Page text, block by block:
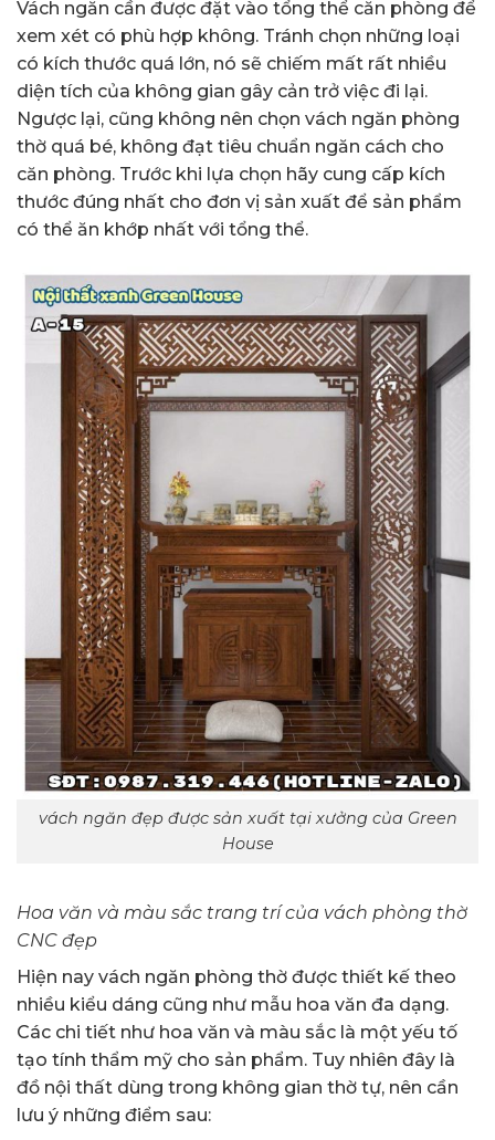
Vách ngăn cần được đặt vào tổng thể căn phòng để
xem xét có phù hợp không. Tránh chọn những loại
có kích thước quá lớn, nó sẽ chiếm mất rất nhiều
diện tích của không gian gây cản trở việc đi lại.
Ngược lại, cũng không nên chọn vách ngăn phòng
thờ quá bé, không đạt tiêu chuẩn ngăn cách cho
căn phòng. Trước khi lựa chọn hãy cung cấp kích
thước đúng nhất cho đơn vị sản xuất để sản phẩm
có thể ăn khớp nhất với tổng thể.
vách ngăn đẹp được sản xuất tại xưởng của Green
House
Hoa văn và màu sắc trang trí của vách phòng thờ
CNC đẹp
Hiện nay vách ngăn phòng thờ được thiết kế theo
nhiều kiểu dáng cũng như mẫu hoa văn đa dạng.
Các chi tiết như hoa văn và màu sắc là một yếu tố
tạo tính thẩm mỹ cho sản phẩm. Tuy nhiên đây là
đồ nội thất dùng trong không gian thờ tự, nên cần
lưu ý những điểm sau: